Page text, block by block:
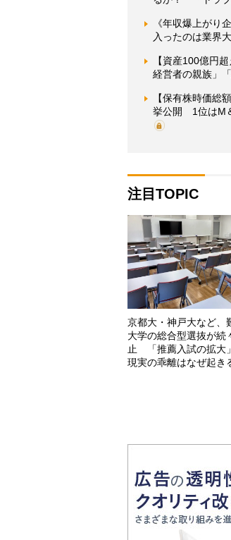
《年収爆上がり
入ったのは業界
【資産100億円
経営者の親族」
【保有株時価総
挙公開 1位はM
注目TOPIC
京都大・神戸大など、
大学の総合型選抜が続
止 「推薦入試の拡大
現実の乖離はなぜ起き